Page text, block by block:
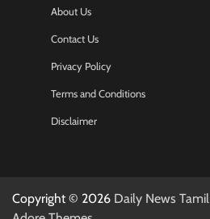
About Us
Contact Us
Privacy Policy
Terms and Conditions
Disclaimer
Copyright © 2026 Daily News Tamil